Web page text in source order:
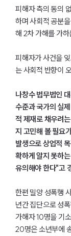
피해자 측의 동의
하며 사회적 공분
해 2차 가해를 가
피해자가 사건을
는 사회적 반향이
나창수 법무법인
수준과 국가의 실
적 제재로 채우려
지 고민해 볼 필요
발생으로 상업적
확하게 알지 못하
유의해야 한다"고
한편 밀양 성폭행
년간 집단으로 성
가해자 10명을 기
20명은 소년부에